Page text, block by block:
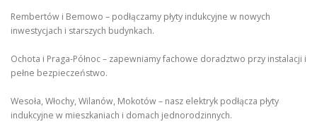
Rembertów i Bemowo – podłączamy płyty indukcyjne w nowych
inwestycjach i starszych budynkach.
Ochota i Praga-Północ – zapewniamy fachowe doradztwo przy instalacji i
pełne bezpieczeństwo.
Wesoła, Włochy, Wilanów, Mokotów – nasz elektryk podłącza płyty
indukcyjne w mieszkaniach i domach jednorodzinnych.